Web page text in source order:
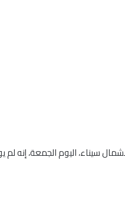
سيناء، اليوم الجمعة، إنه